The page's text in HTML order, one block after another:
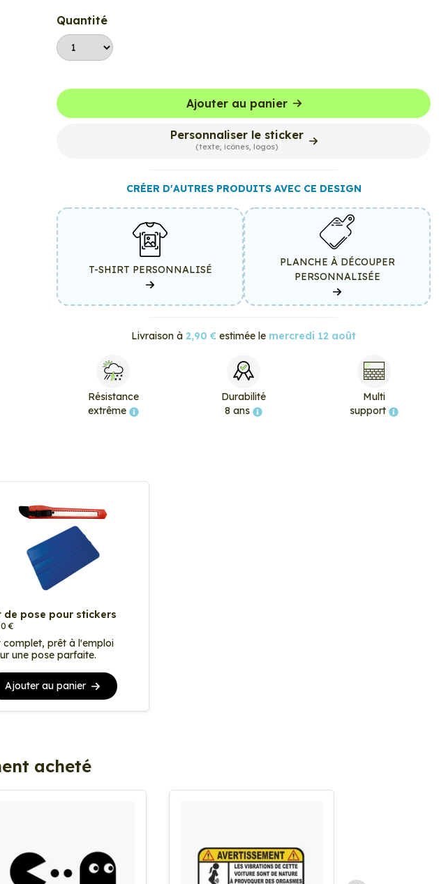
Quantité
Ajouter au panier
Personnaliser le sticker
(texte, icônes, logos)
CRÉER D'AUTRES PRODUITS AVEC CE DESIGN
T-SHIRT PERSONNALISÉ
PLANCHE À DÉCOUPER
PERSONNALISÉE
Livraison à 2,90 € estimée le mercredi 12 août
Résistance
extrême
Durabilité
8 ans
Multi
support
de pose pour stickers
€
complet, prêt à l'emploi
une pose parfaite.
Ajouter au panier
acheté